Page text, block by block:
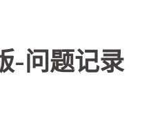
-问题记录